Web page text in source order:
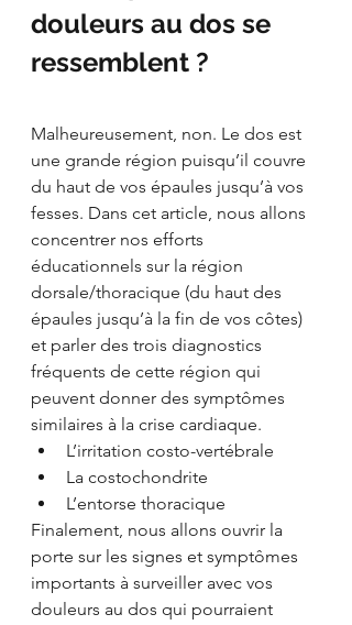
douleurs au dos se
ressemblent ?
Malheureusement, non. Le dos est
une grande région puisqu’il couvre
du haut de vos épaules jusqu’à vos
fesses. Dans cet article, nous allons
concentrer nos efforts
éducationnels sur la région
dorsale/thoracique (du haut des
épaules jusqu’à la fin de vos côtes)
et parler des trois diagnostics
fréquents de cette région qui
peuvent donner des symptômes
similaires à la crise cardiaque.
L’irritation costo-vertébrale
La costochondrite
L’entorse thoracique
Finalement, nous allons ouvrir la
porte sur les signes et symptômes
importants à surveiller avec vos
douleurs au dos qui pourraient